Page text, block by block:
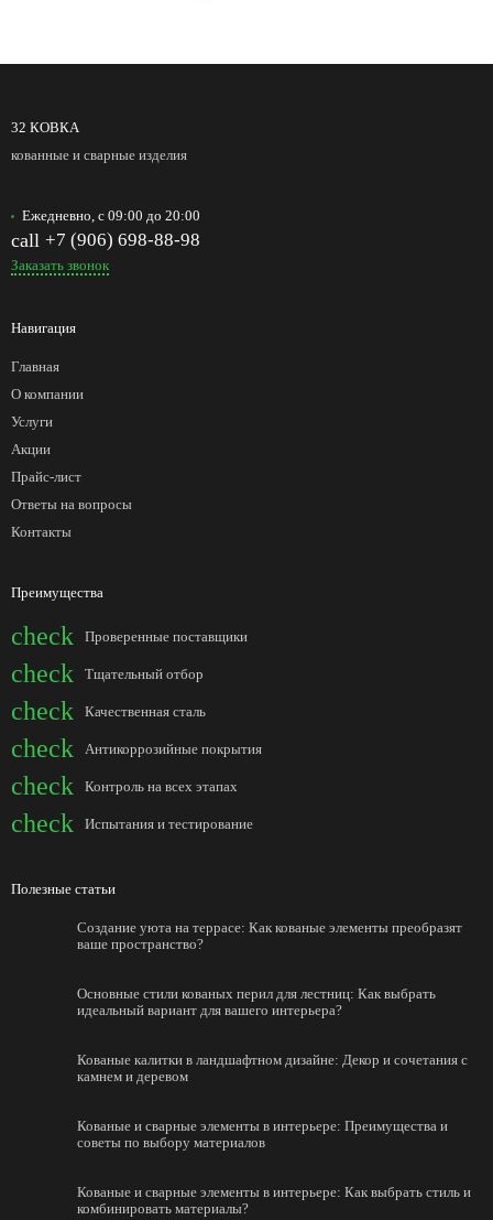
32 КОВКА
кованные и сварные изделия
Ежедневно, с 09:00 до 20:00
call +7 (906) 698-88-98
Заказать звонок
Навигация
Главная
О компании
Услуги
Акции
Прайс-лист
Ответы на вопросы
Контакты
Преимущества
check Проверенные поставщики
check Тщательный отбор
check Качественная сталь
check Антикоррозийные покрытия
check Контроль на всех этапах
check Испытания и тестирование
Полезные статьи
Создание уюта на террасе: Как кованые элементы преобразят
ваше пространство?
Основные стили кованых перил для лестниц: Как выбрать
идеальный вариант для вашего интерьера?
Кованые калитки в ландшафтном дизайне: Декор и сочетания с
камнем и деревом
Кованые и сварные элементы в интерьере: Преимущества и
советы по выбору материалов
Кованые и сварные элементы в интерьере: Как выбрать стиль и
комбинировать материалы?